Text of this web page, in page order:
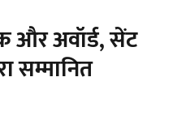
और अवॉर्ड, सेंट
सम्मानित